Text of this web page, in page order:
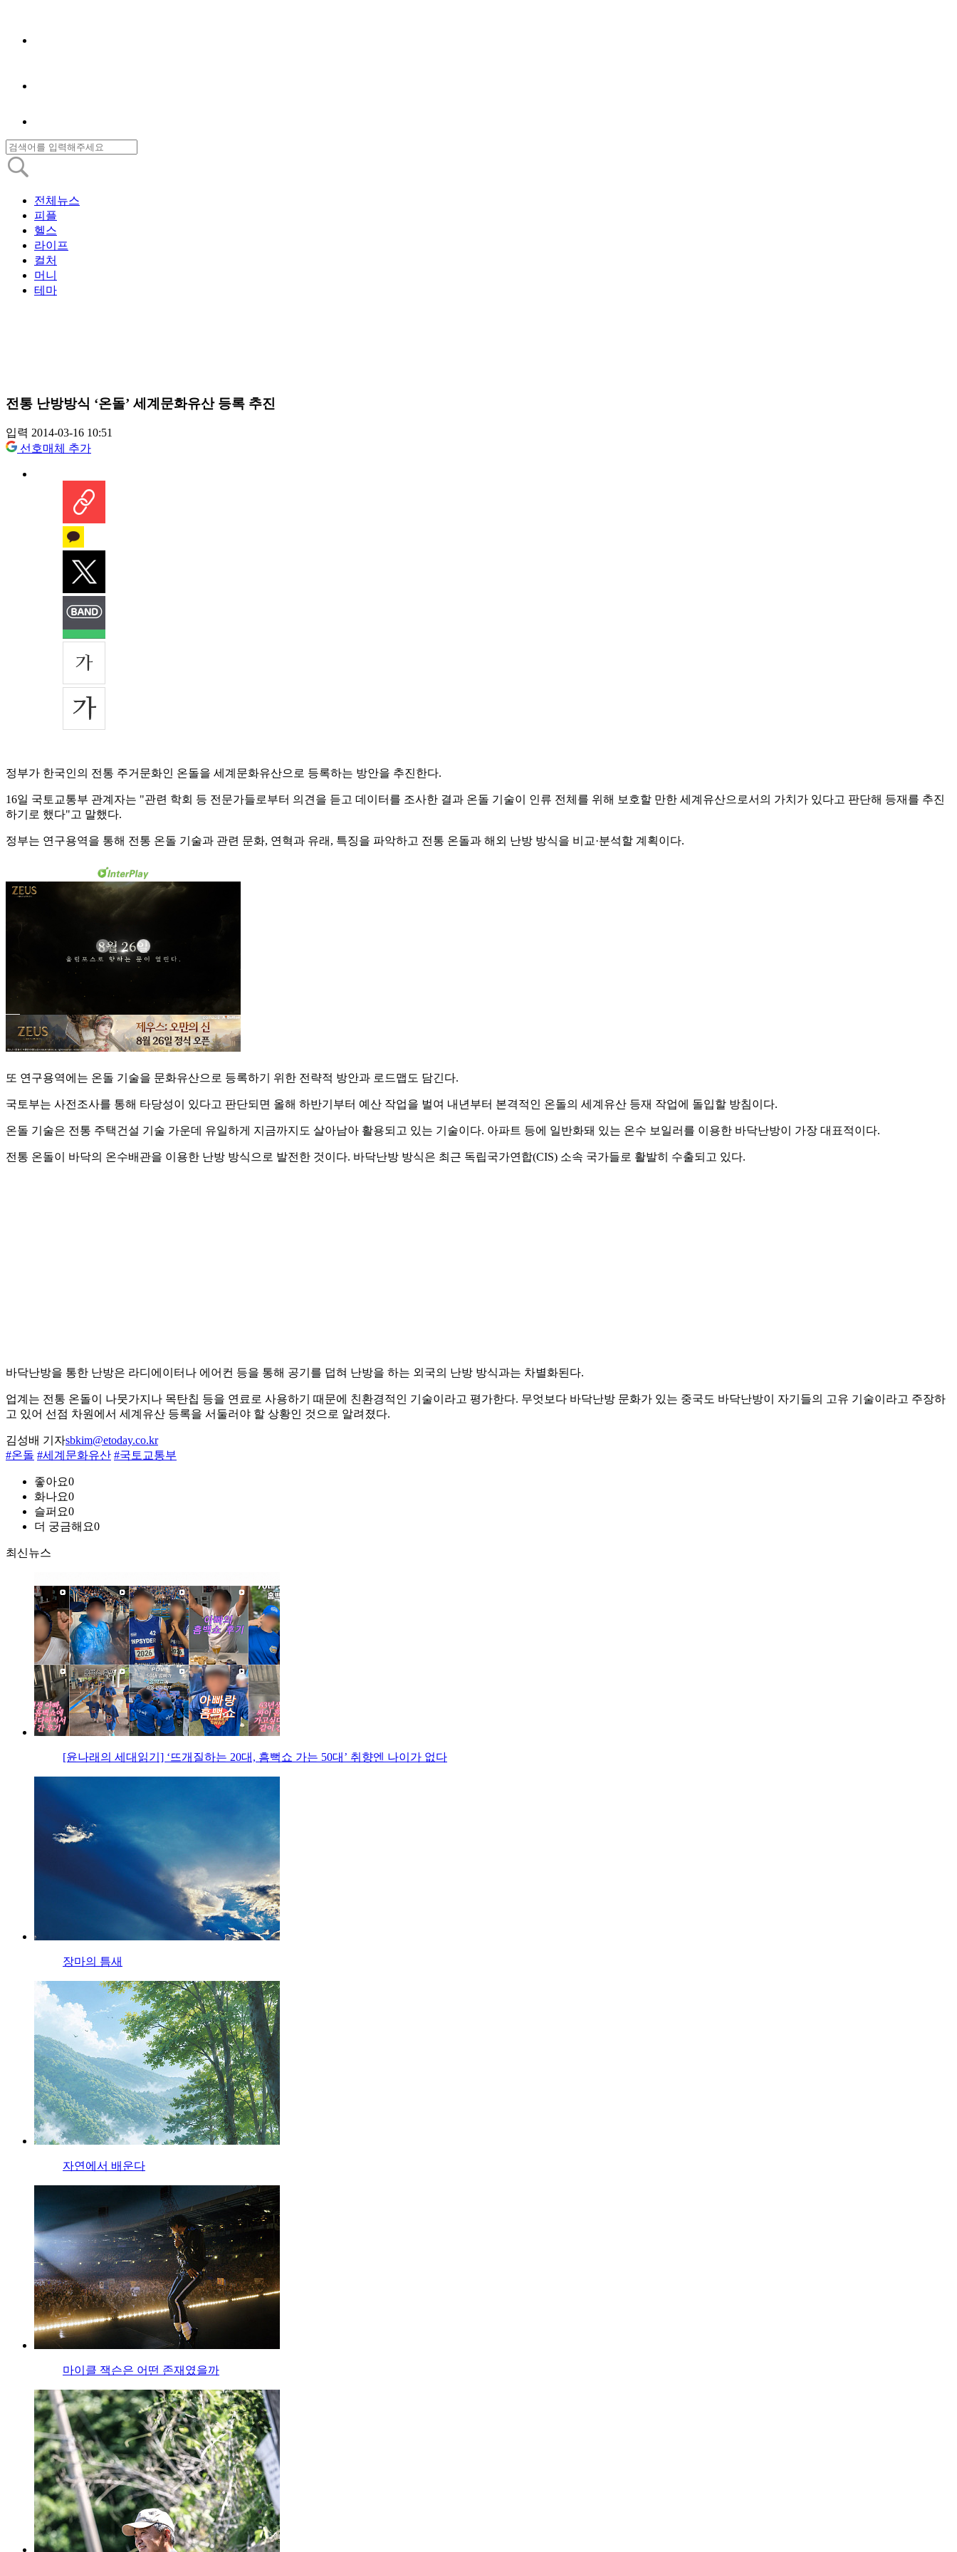
전체뉴스
피플
헬스
라이프
컬처
머니
테마
전통 난방방식 ‘온돌’ 세계문화유산 등록 추진
입력 2014-03-16 10:51
선호매체 추가
정부가 한국인의 전통 주거문화인 온돌을 세계문화유산으로 등록하는 방안을 추진한다.
16일 국토교통부 관계자는 "관련 학회 등 전문가들로부터 의견을 듣고 데이터를 조사한 결과 온돌 기술이 인류 전체를 위해 보호할 만한 세계유산으로서의 가치가 있다고 판단해 등재를 추진
하기로 했다"고 말했다.
정부는 연구용역을 통해 전통 온돌 기술과 관련 문화, 연혁과 유래, 특징을 파악하고 전통 온돌과 해외 난방 방식을 비교·분석할 계획이다.
또 연구용역에는 온돌 기술을 문화유산으로 등록하기 위한 전략적 방안과 로드맵도 담긴다.
국토부는 사전조사를 통해 타당성이 있다고 판단되면 올해 하반기부터 예산 작업을 벌여 내년부터 본격적인 온돌의 세계유산 등재 작업에 돌입할 방침이다.
온돌 기술은 전통 주택건설 기술 가운데 유일하게 지금까지도 살아남아 활용되고 있는 기술이다. 아파트 등에 일반화돼 있는 온수 보일러를 이용한 바닥난방이 가장 대표적이다.
전통 온돌이 바닥의 온수배관을 이용한 난방 방식으로 발전한 것이다. 바닥난방 방식은 최근 독립국가연합(CIS) 소속 국가들로 활발히 수출되고 있다.
바닥난방을 통한 난방은 라디에이터나 에어컨 등을 통해 공기를 덥혀 난방을 하는 외국의 난방 방식과는 차별화된다.
업계는 전통 온돌이 나뭇가지나 목탄칩 등을 연료로 사용하기 때문에 친환경적인 기술이라고 평가한다. 무엇보다 바닥난방 문화가 있는 중국도 바닥난방이 자기들의 고유 기술이라고 주장하
고 있어 선점 차원에서 세계유산 등록을 서둘러야 할 상황인 것으로 알려졌다.
김성배 기자sbkim@etoday.co.kr
#온돌 #세계문화유산 #국토교통부
좋아요0
화나요0
슬퍼요0
더 궁금해요0
최신뉴스
[윤나래의 세대읽기] ‘뜨개질하는 20대, 흠뻑쇼 가는 50대’ 취향엔 나이가 없다
장마의 틈새
자연에서 배운다
마이클 잭슨은 어떤 존재였을까